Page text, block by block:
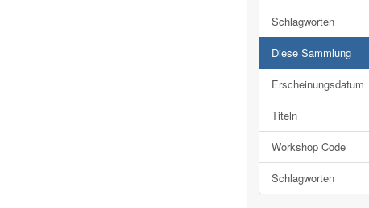
Schlagworten
Diese Sammlung
Erscheinungsdatum
Titeln
Workshop Code
Schlagworten